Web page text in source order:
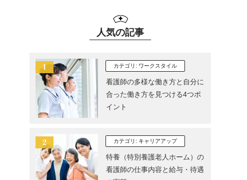
人気の記事
看護師の多様な働き方と自分に
合った働き方を見つける4つポ
イント
カテゴリ: ワークスタイル
特養（特別養護老人ホーム）の
看護師の仕事内容と給与・待遇
カテゴリ: キャリアアップ